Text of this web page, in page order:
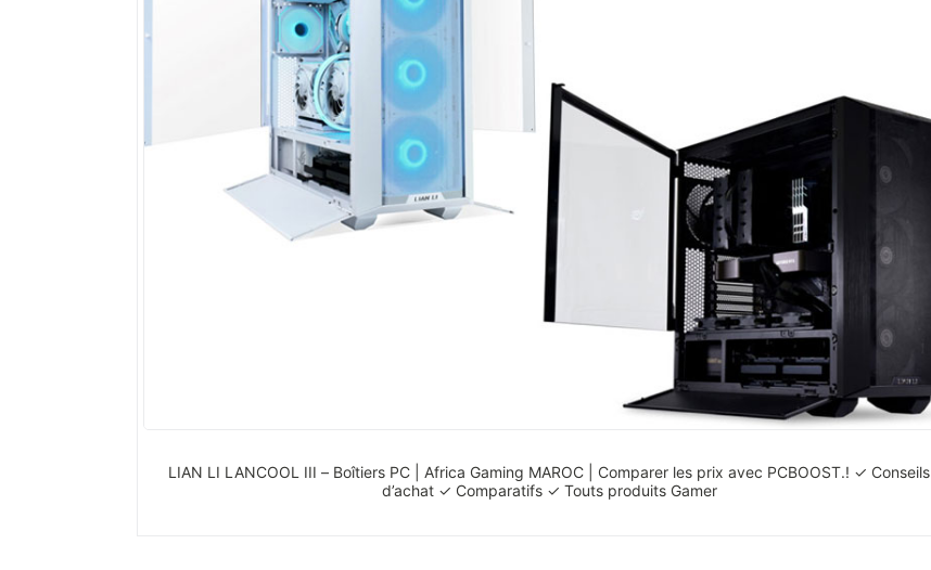
LIAN LI LANCOOL III – Boîtiers PC | Africa Gaming MAROC | Comparer les prix avec PCBOOST.! ✓ Conseils
d’achat ✓ Comparatifs ✓ Touts produits Gamer